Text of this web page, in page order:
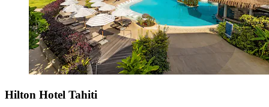
Hilton Hotel Tahiti